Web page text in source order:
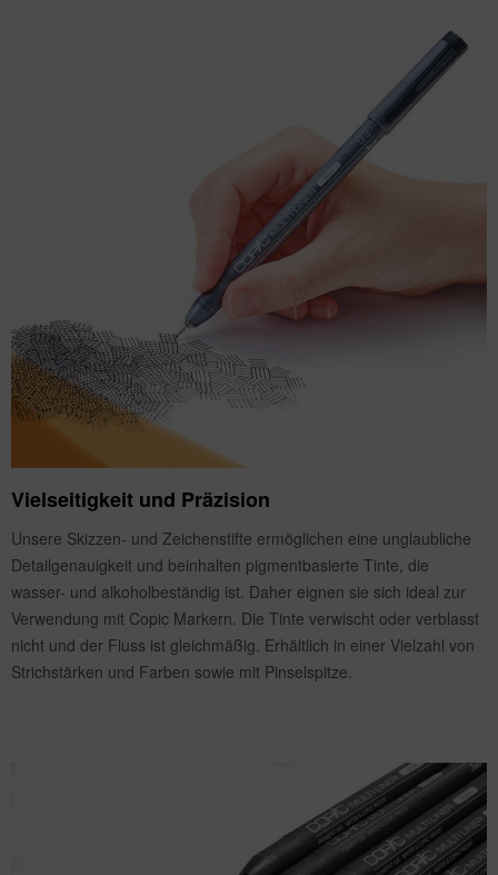
Vielseitigkeit und Präzision
Unsere Skizzen- und Zeichenstifte ermöglichen eine unglaubliche
Detailgenauigkeit und beinhalten pigmentbasierte Tinte, die
wasser- und alkoholbeständig ist. Daher eignen sie sich ideal zur
Verwendung mit Copic Markern. Die Tinte verwischt oder verblasst
nicht und der Fluss ist gleichmäßig. Erhältlich in einer Vielzahl von
Strichstärken und Farben sowie mit Pinselspitze.